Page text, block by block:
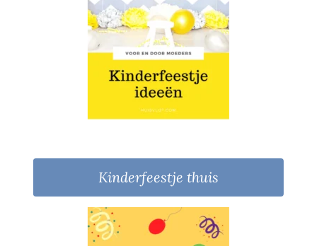
Kinderfeestje thuis